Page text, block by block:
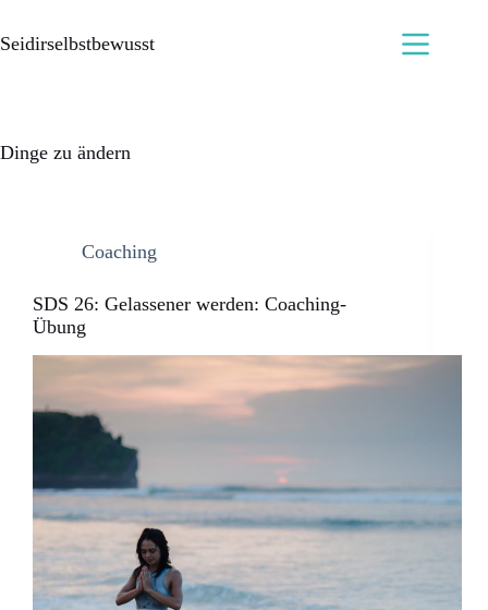
Seidirselbstbewusst
Dinge zu ändern
Coaching
SDS 26: Gelassener werden: Coaching-
Übung